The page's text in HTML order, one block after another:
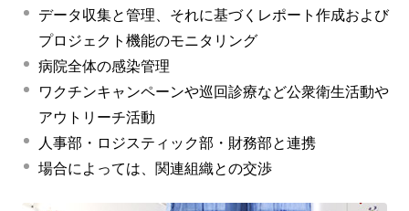
データ収集と管理、それに基づくレポート作成および
プロジェクト機能のモニタリング
病院全体の感染管理
ワクチンキャンペーンや巡回診療など公衆衛生活動や
アウトリーチ活動
人事部・ロジスティック部・財務部と連携
場合によっては、関連組織との交渉